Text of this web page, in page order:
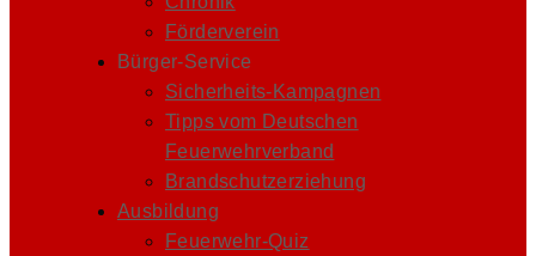
Förderverein
Bürger-Service
Sicherheits-Kampagnen
Tipps vom Deutschen
Feuerwehrverband
Brandschutzerziehung
Ausbildung
Feuerwehr-Quiz